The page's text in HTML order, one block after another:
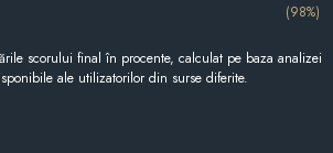
(98%)
scorului final în procente, calculat pe baza analizei
ale utilizatorilor din surse diferite.